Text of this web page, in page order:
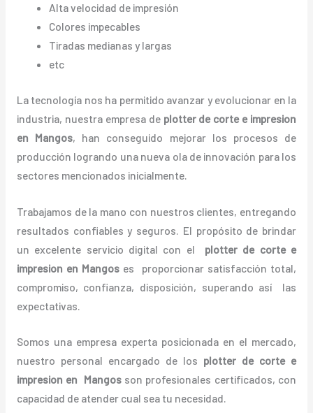
Alta velocidad de impresión
Colores impecables
Tiradas medianas y largas
etc
La tecnología nos ha permitido avanzar y evolucionar en la
industria, nuestra empresa de plotter de corte e impresion
en Mangos, han conseguido mejorar los procesos de
producción logrando una nueva ola de innovación para los
sectores mencionados inicialmente.
Trabajamos de la mano con nuestros clientes, entregando
resultados confiables y seguros. El propósito de brindar
un excelente servicio digital con el plotter de corte e
impresion en Mangos es proporcionar satisfacción total,
compromiso, confianza, disposición, superando así las
expectativas.
Somos una empresa experta posicionada en el mercado,
nuestro personal encargado de los plotter de corte e
impresion en Mangos son profesionales certificados, con
capacidad de atender cual sea tu necesidad.